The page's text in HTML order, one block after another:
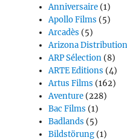
Anniversaire (1)
Apollo Films (5)
Arcadès (5)
Arizona Distribution
ARP Sélection (8)
ARTE Editions (4)
Artus Films (162)
Aventure (228)
Bac Films (1)
Badlands (5)
Bildstörung (1)